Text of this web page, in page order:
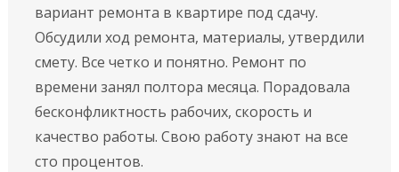
вариант ремонта в квартире под сдачу.
Обсудили ход ремонта, материалы, утвердили
смету. Все четко и понятно. Ремонт по
времени занял полтора месяца. Порадовала
бесконфликтность рабочих, скорость и
качество работы. Свою работу знают на все
сто процентов.